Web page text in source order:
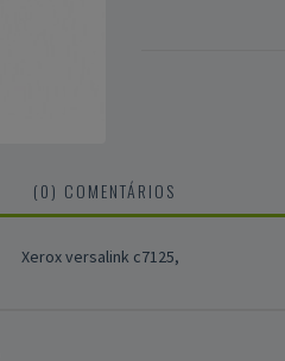
(0) COMENTÁRIOS
Xerox versalink c7125,